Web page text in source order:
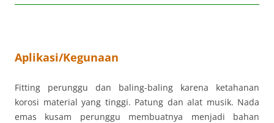
Aplikasi/Kegunaan
Fitting perunggu dan baling-baling karena ketahanan
korosi material yang tinggi. Patung dan alat musik. Nada
emas kusam perunggu membuatnya menjadi bahan